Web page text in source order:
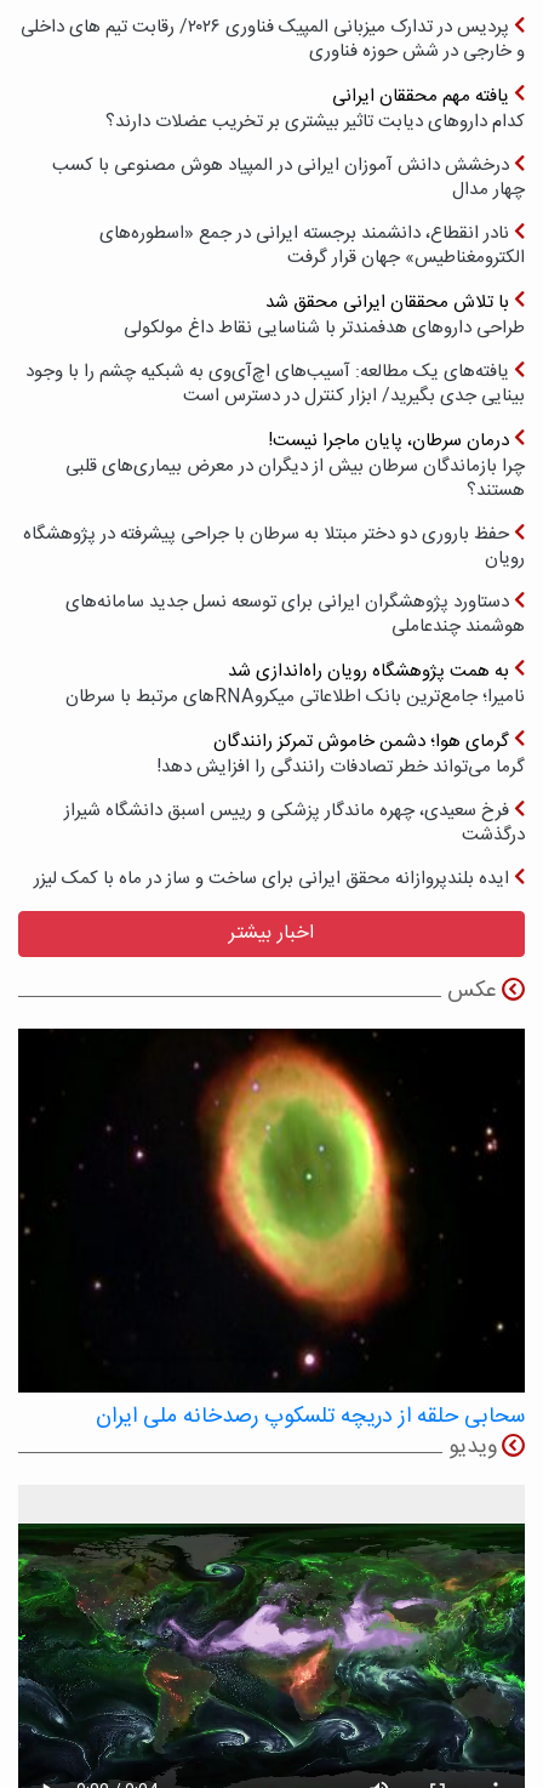
پردیس در تدارک میزبانی المپیک فناوری ۲۰۲۶/ رقابت تیم های داخلی
و خارجی در شش حوزه فناوری
یافته مهم محققان ایرانی
کدام داروهای دیابت تاثیر بیشتری بر تخریب عضلات دارند؟
درخشش دانش آموزان ایرانی در المپیاد هوش مصنوعی با کسب
چهار مدال
نادر انقطاع، دانشمند برجسته ایرانی در جمع «اسطوره‌های
الکترومغناطیس» جهان قرار گرفت
با تلاش محققان ایرانی محقق شد
طراحی داروهای هدفمندتر با شناسایی نقاط داغ مولکولی
یافته‌های یک مطالعه: آسیب‌های اچ‌آی‌وی به شبکیه چشم را با وجود
بینایی جدی بگیرید/ ابزار کنترل در دسترس است
درمان سرطان، پایان ماجرا نیست!
چرا بازماندگان سرطان بیش از دیگران در معرض بیماری‌های قلبی
هستند؟
حفظ باروری دو دختر مبتلا به سرطان با جراحی پیشرفته در پژوهشگاه
رویان
دستاورد پژوهشگران ایرانی برای توسعه نسل جدید سامانه‌های
هوشمند چندعاملی
به همت پژوهشگاه رویان راه‌اندازی شد
نامیرا؛ جامع‌ترین بانک اطلاعاتی میکروRNAهای مرتبط با سرطان
گرمای هوا؛ دشمن خاموش تمرکز رانندگان
گرما می‌تواند خطر تصادفات رانندگی را افزایش دهد!
فرخ سعیدی، چهره ماندگار پزشکی و رییس اسبق دانشگاه شیراز
درگذشت
ایده بلندپروازانه محقق ایرانی برای ساخت و ساز در ماه با کمک لیزر
اخبار بیشتر
عکس
سحابی حلقه از دریچه تلسکوپ رصدخانه ملی ایران
ویدیو